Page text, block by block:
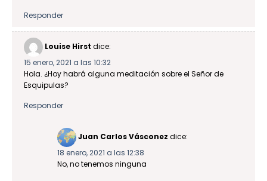
Responder
Louise Hirst dice:
15 enero, 2021 a las 10:32
Hola. ¿Hoy habrá alguna meditación sobre el Señor de
Esquipulas?
Responder
Juan Carlos Vásconez dice:
18 enero, 2021 a las 12:38
No, no tenemos ninguna